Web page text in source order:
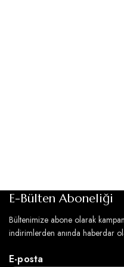
E-Bülten Aboneliği
Bültenimize abone olarak
indirimlerden anında haberdar
E-posta